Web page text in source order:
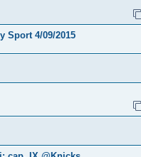
Sport 4/09/2015